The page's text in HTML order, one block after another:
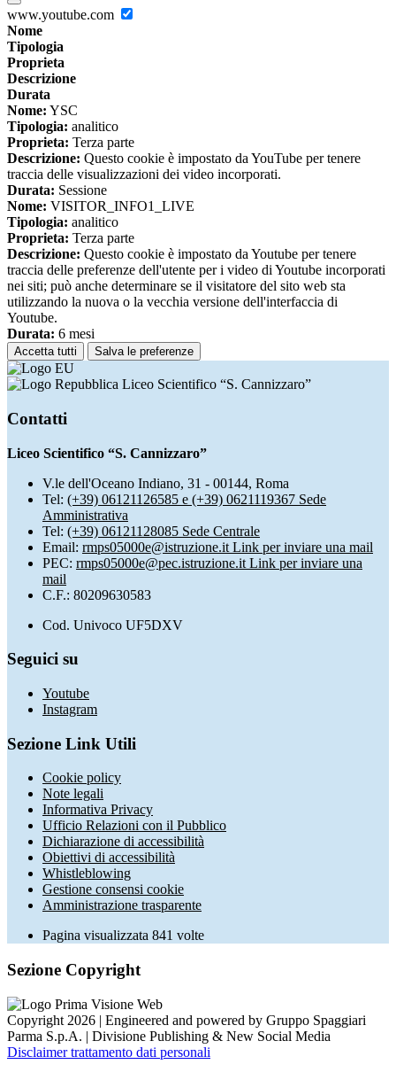
www.youtube.com
Nome
Tipologia
Proprieta
Descrizione
Durata
Nome: YSC
Tipologia: analitico
Proprieta: Terza parte
Descrizione: Questo cookie è impostato da YouTube per tenere
traccia delle visualizzazioni dei video incorporati.
Durata: Sessione
Nome: VISITOR_INFO1_LIVE
Tipologia: analitico
Proprieta: Terza parte
Descrizione: Questo cookie è impostato da Youtube per tenere
traccia delle preferenze dell'utente per i video di Youtube incorporati
nei siti; può anche determinare se il visitatore del sito web sta
utilizzando la nuova o la vecchia versione dell'interfaccia di
Youtube.
Durata: 6 mesi
Accetta tutti Salva le preferenze
Liceo Scientifico “S. Cannizzaro”
Contatti
Liceo Scientifico “S. Cannizzaro”
V.le dell'Oceano Indiano, 31 - 00144, Roma
Tel: (+39) 06121126585 e (+39) 0621119367 Sede
Amministrativa
Tel: (+39) 06121128085 Sede Centrale
Email: rmps05000e@istruzione.it Link per inviare una mail
PEC: rmps05000e@pec.istruzione.it Link per inviare una
mail
C.F.: 80209630583
Cod. Univoco UF5DXV
Seguici su
Youtube
Instagram
Sezione Link Utili
Cookie policy
Note legali
Informativa Privacy
Ufficio Relazioni con il Pubblico
Dichiarazione di accessibilità
Obiettivi di accessibilità
Whistleblowing
Gestione consensi cookie
Amministrazione trasparente
Pagina visualizzata 841 volte
Sezione Copyright
Copyright 2026 | Engineered and powered by Gruppo Spaggiari
Parma S.p.A. | Divisione Publishing & New Social Media
Disclaimer trattamento dati personali